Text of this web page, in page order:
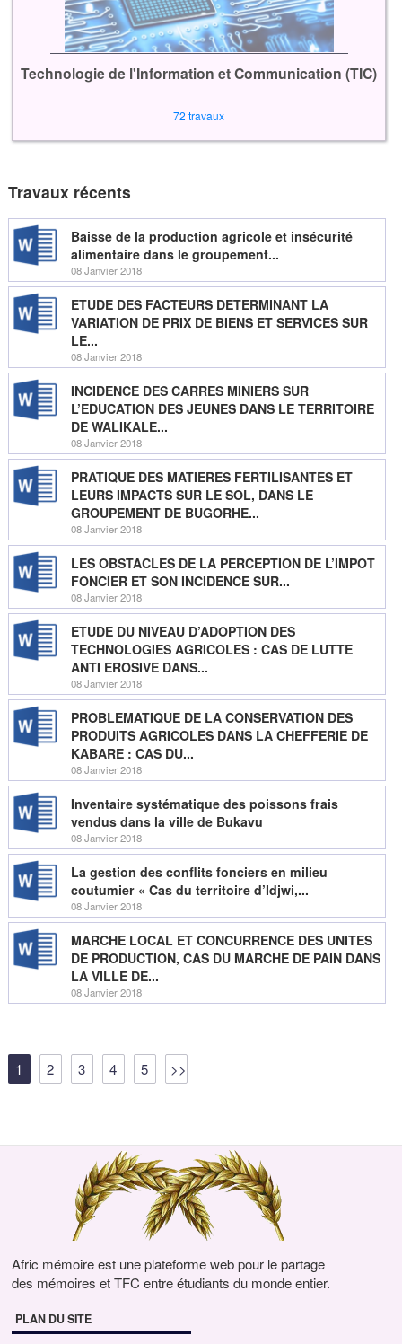
Technologie de l'Information et Communication (TIC)
72 travaux
Travaux récents
Baisse de la production agricole et insécurité
alimentaire dans le groupement...
08 Janvier 2018
ETUDE DES FACTEURS DETERMINANT LA
VARIATION DE PRIX DE BIENS ET SERVICES SUR
LE...
08 Janvier 2018
INCIDENCE DES CARRES MINIERS SUR
L’EDUCATION DES JEUNES DANS LE TERRITOIRE
DE WALIKALE...
08 Janvier 2018
PRATIQUE DES MATIERES FERTILISANTES ET
LEURS IMPACTS SUR LE SOL, DANS LE
GROUPEMENT DE BUGORHE...
08 Janvier 2018
LES OBSTACLES DE LA PERCEPTION DE L’IMPOT
FONCIER ET SON INCIDENCE SUR...
08 Janvier 2018
ETUDE DU NIVEAU D’ADOPTION DES
TECHNOLOGIES AGRICOLES : CAS DE LUTTE
ANTI EROSIVE DANS...
08 Janvier 2018
PROBLEMATIQUE DE LA CONSERVATION DES
PRODUITS AGRICOLES DANS LA CHEFFERIE DE
KABARE : CAS DU...
08 Janvier 2018
Inventaire systématique des poissons frais
vendus dans la ville de Bukavu
08 Janvier 2018
La gestion des conflits fonciers en milieu
coutumier « Cas du territoire d’Idjwi,...
08 Janvier 2018
MARCHE LOCAL ET CONCURRENCE DES UNITES
DE PRODUCTION, CAS DU MARCHE DE PAIN DANS
LA VILLE DE...
08 Janvier 2018
1 2 3 4 5 >>
Afric mémoire est une plateforme web pour le partage
des mémoires et TFC entre étudiants du monde entier.
PLAN DU SITE